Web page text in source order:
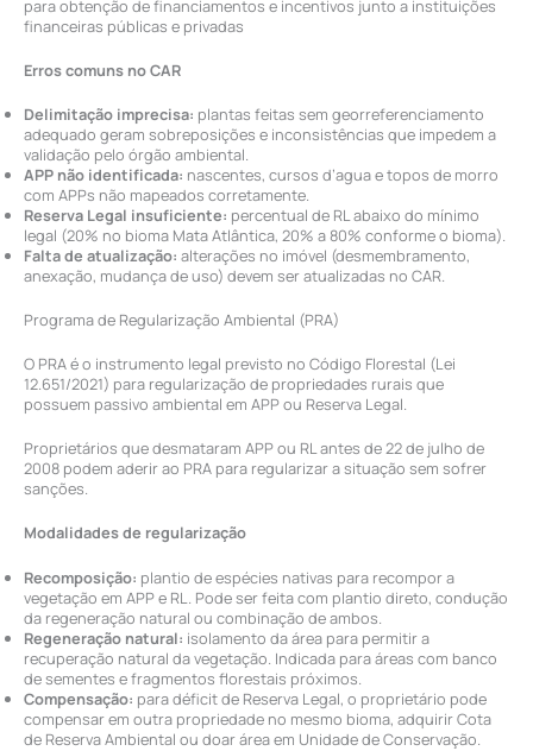
para obtenção de financiamentos e incentivos junto a instituições
financeiras públicas e privadas
Erros comuns no CAR
Delimitação imprecisa: plantas feitas sem georreferenciamento
adequado geram sobreposições e inconsistências que impedem a
validação pelo órgão ambiental.
APP não identificada: nascentes, cursos d’agua e topos de morro
com APPs não mapeados corretamente.
Reserva Legal insuficiente: percentual de RL abaixo do mínimo
legal (20% no bioma Mata Atlântica, 20% a 80% conforme o bioma).
Falta de atualização: alterações no imóvel (desmembramento,
anexação, mudança de uso) devem ser atualizadas no CAR.
Programa de Regularização Ambiental (PRA)
O PRA é o instrumento legal previsto no Código Florestal (Lei
12.651/2021) para regularização de propriedades rurais que
possuem passivo ambiental em APP ou Reserva Legal.
Proprietários que desmataram APP ou RL antes de 22 de julho de
2008 podem aderir ao PRA para regularizar a situação sem sofrer
sanções.
Modalidades de regularização
Recomposição: plantio de espécies nativas para recompor a
vegetação em APP e RL. Pode ser feita com plantio direto, condução
da regeneração natural ou combinação de ambos.
Regeneração natural: isolamento da área para permitir a
recuperação natural da vegetação. Indicada para áreas com banco
de sementes e fragmentos florestais próximos.
Compensação: para déficit de Reserva Legal, o proprietário pode
compensar em outra propriedade no mesmo bioma, adquirir Cota
de Reserva Ambiental ou doar área em Unidade de Conservação.